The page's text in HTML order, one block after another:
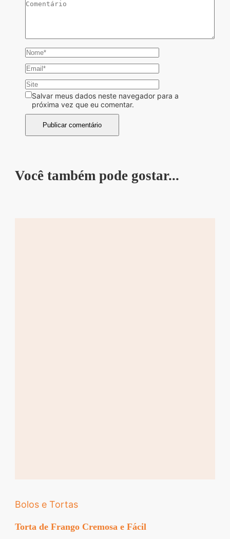
Salvar meus dados neste navegador para a
próxima vez que eu comentar.
Você também pode gostar...
Bolos e Tortas
Torta de Frango Cremosa e Fácil